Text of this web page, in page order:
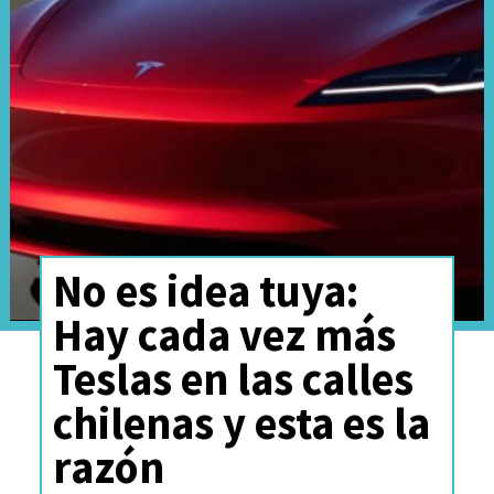
Sí, porque Chery llevó a su
nuevo SUV eléctrico
todoterreno Fulwin X3La la
misma locación, con la promesa
dedemostrar potencia,
agarre y autonomía
No es idea tuya:
Hay cada vez más
Teslas en las calles
chilenas y esta es la
razón